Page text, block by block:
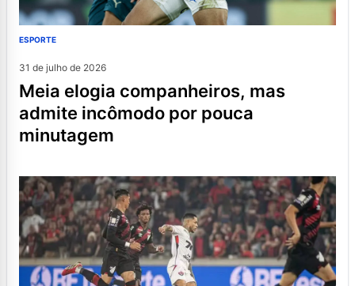
ESPORTE
31 de julho de 2026
meia elogia companheiros, mas
admite incômodo por pouca
minutagem